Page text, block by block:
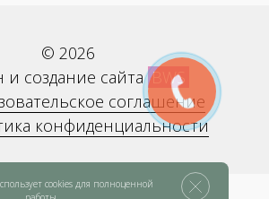
© 2026
и создание сайтаBWS
соглашение
конфиденциальности
cookies для полноценной